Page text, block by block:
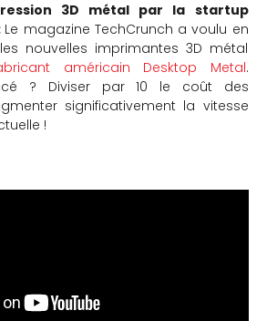
3D métal par la startup
Le magazine TechCrunch a voulu en
nouvelles imprimantes 3D métal
américain Desktop Metal.
? Diviser par 10 le coût des
significativement la vitesse
!